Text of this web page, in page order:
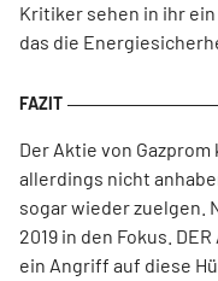
Kritiker sehen in ihr
das die
Der Aktie von
allerdings nicht
sogar wieder zuelgen.
2019 in den Fokus.
ein Angriff auf diese